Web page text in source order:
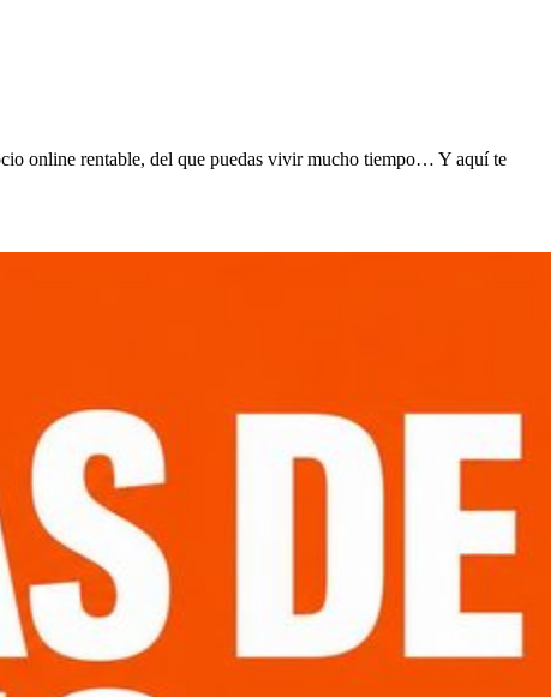
online rentable, del que puedas vivir mucho tiempo… Y aquí te